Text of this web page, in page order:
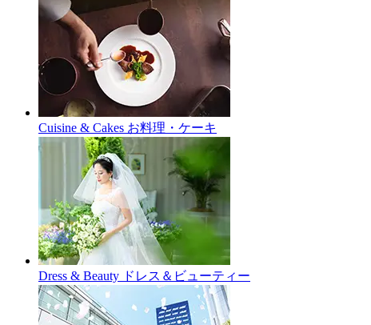
Cuisine & Cakes お料理・ケーキ
Dress & Beauty ドレス＆ビューティー